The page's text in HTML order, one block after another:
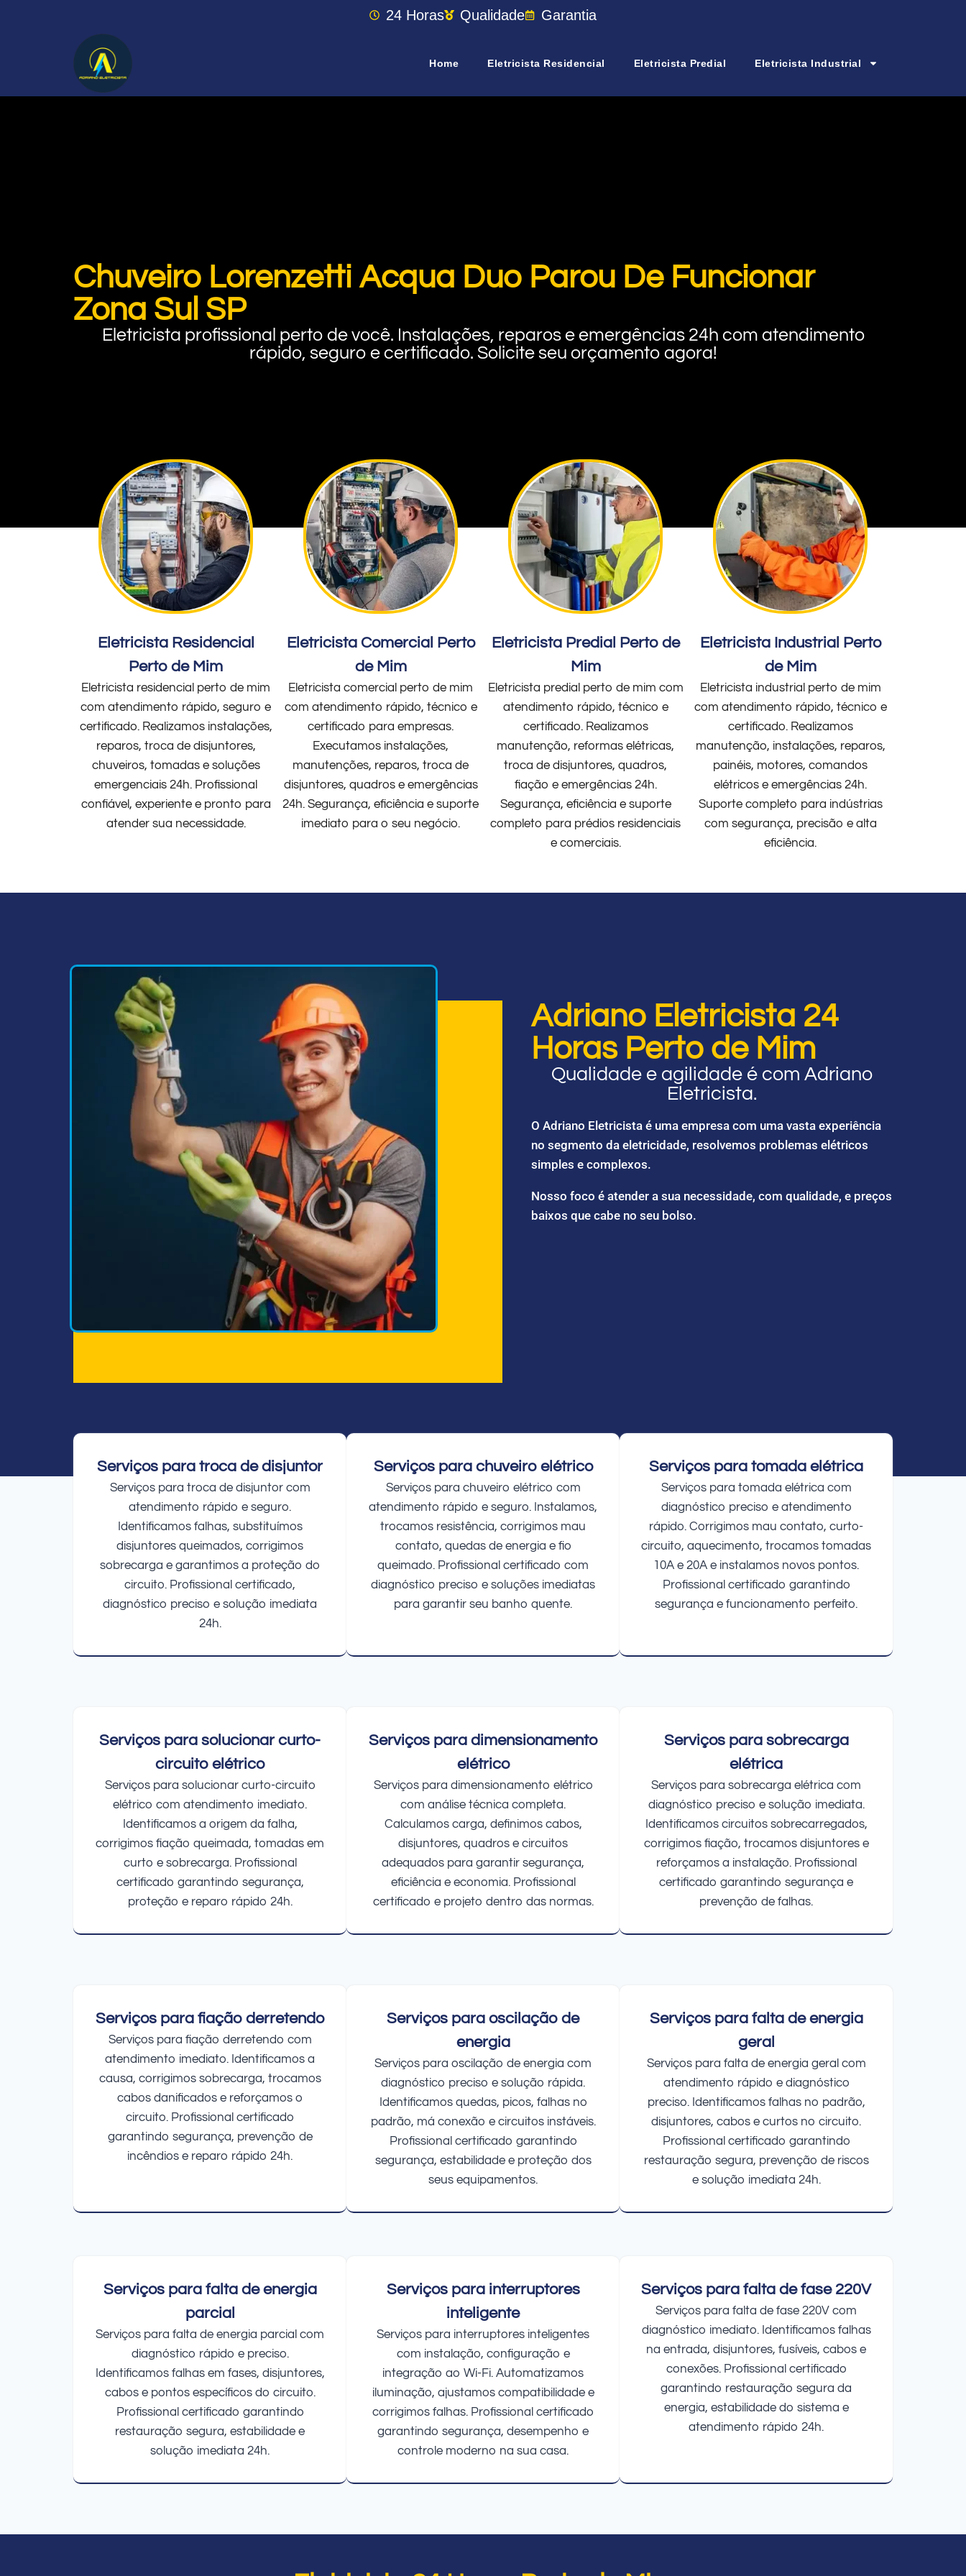
24 Horas Qualidade Garantia
Home Eletricista Residencial Eletricista Predial Eletricista Industrial
Chuveiro Lorenzetti Acqua Duo Parou De Funcionar
Zona Sul SP
Eletricista profissional perto de você. Instalações, reparos e emergências 24h com atendimento
rápido, seguro e certificado. Solicite seu orçamento agora!
Eletricista Residencial
Perto de Mim
Eletricista residencial perto de mim
com atendimento rápido, seguro e
certificado. Realizamos instalações,
reparos, troca de disjuntores,
chuveiros, tomadas e soluções
emergenciais 24h. Profissional
confiável, experiente e pronto para
atender sua necessidade.
Eletricista Comercial Perto
de Mim
Eletricista comercial perto de mim
com atendimento rápido, técnico e
certificado para empresas.
Executamos instalações,
manutenções, reparos, troca de
disjuntores, quadros e emergências
24h. Segurança, eficiência e suporte
imediato para o seu negócio.
Eletricista Predial Perto de
Mim
Eletricista predial perto de mim com
atendimento rápido, técnico e
certificado. Realizamos
manutenção, reformas elétricas,
troca de disjuntores, quadros,
fiação e emergências 24h.
Segurança, eficiência e suporte
completo para prédios residenciais
e comerciais.
Eletricista Industrial Perto
de Mim
Eletricista industrial perto de mim
com atendimento rápido, técnico e
certificado. Realizamos
manutenção, instalações, reparos,
painéis, motores, comandos
elétricos e emergências 24h.
Suporte completo para indústrias
com segurança, precisão e alta
eficiência.
Adriano Eletricista 24
Horas Perto de Mim
Qualidade e agilidade é com Adriano
Eletricista.
O Adriano Eletricista é uma empresa com uma vasta experiência
no segmento da eletricidade, resolvemos problemas elétricos
simples e complexos.
Nosso foco é atender a sua necessidade, com qualidade, e preços
baixos que cabe no seu bolso.
Serviços para troca de disjuntor
Serviços para troca de disjuntor com
atendimento rápido e seguro.
Identificamos falhas, substituímos
disjuntores queimados, corrigimos
sobrecarga e garantimos a proteção do
circuito. Profissional certificado,
diagnóstico preciso e solução imediata
24h.
Serviços para chuveiro elétrico
Serviços para chuveiro elétrico com
atendimento rápido e seguro. Instalamos,
trocamos resistência, corrigimos mau
contato, quedas de energia e fio
queimado. Profissional certificado com
diagnóstico preciso e soluções imediatas
para garantir seu banho quente.
Serviços para tomada elétrica
Serviços para tomada elétrica com
diagnóstico preciso e atendimento
rápido. Corrigimos mau contato, curto-
circuito, aquecimento, trocamos tomadas
10A e 20A e instalamos novos pontos.
Profissional certificado garantindo
segurança e funcionamento perfeito.
Serviços para solucionar curto-
circuito elétrico
Serviços para solucionar curto-circuito
elétrico com atendimento imediato.
Identificamos a origem da falha,
corrigimos fiação queimada, tomadas em
curto e sobrecarga. Profissional
certificado garantindo segurança,
proteção e reparo rápido 24h.
Serviços para dimensionamento
elétrico
Serviços para dimensionamento elétrico
com análise técnica completa.
Calculamos carga, definimos cabos,
disjuntores, quadros e circuitos
adequados para garantir segurança,
eficiência e economia. Profissional
certificado e projeto dentro das normas.
Serviços para sobrecarga
elétrica
Serviços para sobrecarga elétrica com
diagnóstico preciso e solução imediata.
Identificamos circuitos sobrecarregados,
corrigimos fiação, trocamos disjuntores e
reforçamos a instalação. Profissional
certificado garantindo segurança e
prevenção de falhas.
Serviços para fiação derretendo
Serviços para fiação derretendo com
atendimento imediato. Identificamos a
causa, corrigimos sobrecarga, trocamos
cabos danificados e reforçamos o
circuito. Profissional certificado
garantindo segurança, prevenção de
incêndios e reparo rápido 24h.
Serviços para oscilação de
energia
Serviços para oscilação de energia com
diagnóstico preciso e solução rápida.
Identificamos quedas, picos, falhas no
padrão, má conexão e circuitos instáveis.
Profissional certificado garantindo
segurança, estabilidade e proteção dos
seus equipamentos.
Serviços para falta de energia
geral
Serviços para falta de energia geral com
atendimento rápido e diagnóstico
preciso. Identificamos falhas no padrão,
disjuntores, cabos e curtos no circuito.
Profissional certificado garantindo
restauração segura, prevenção de riscos
e solução imediata 24h.
Serviços para falta de energia
parcial
Serviços para falta de energia parcial com
diagnóstico rápido e preciso.
Identificamos falhas em fases, disjuntores,
cabos e pontos específicos do circuito.
Profissional certificado garantindo
restauração segura, estabilidade e
solução imediata 24h.
Serviços para interruptores
inteligente
Serviços para interruptores inteligentes
com instalação, configuração e
integração ao Wi-Fi. Automatizamos
iluminação, ajustamos compatibilidade e
corrigimos falhas. Profissional certificado
garantindo segurança, desempenho e
controle moderno na sua casa.
Serviços para falta de fase 220V
Serviços para falta de fase 220V com
diagnóstico imediato. Identificamos falhas
na entrada, disjuntores, fusíveis, cabos e
conexões. Profissional certificado
garantindo restauração segura da
energia, estabilidade do sistema e
atendimento rápido 24h.